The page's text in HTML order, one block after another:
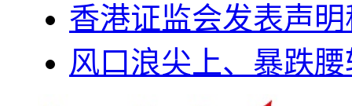
香港证监会发表声
风口浪尖上、暴跌